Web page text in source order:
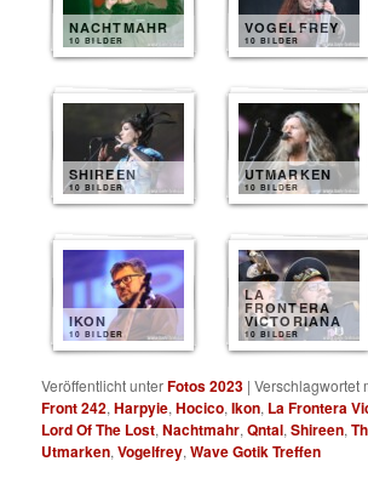
NACHTMAHR
10 BILDER
VOGELFREY
10 BILDER
SHIREEN
10 BILDER
UTMARKEN
10 BILDER
IKON
10 BILDER
LA
FRONTERA
VICTORIANA
10 BILDER
Veröffentlicht unterFotos 2023 |Verschlagwortet
Front 242,Harpyie,Hocico,Ikon, La Frontera
Lord Of The Lost,Nachtmahr,Qntal,Shireen,
Utmarken,Vogelfrey,Wave Gotik Treffen